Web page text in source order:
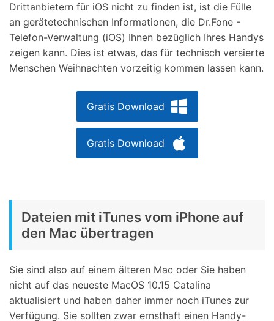
Drittanbietern für iOS nicht zu finden ist, ist die Fülle
an gerätetechnischen Informationen, die Dr.Fone -
Telefon-Verwaltung (iOS) Ihnen bezüglich Ihres Handys
zeigen kann. Dies ist etwas, das für technisch versierte
Menschen Weihnachten vorzeitig kommen lassen kann.
Gratis Download
Gratis Download
Dateien mit iTunes vom iPhone auf
den Mac übertragen
Sie sind also auf einem älteren Mac oder Sie haben
nicht auf das neueste MacOS 10.15 Catalina
aktualisiert und haben daher immer noch iTunes zur
Verfügung. Sie sollten zwar ernsthaft einen Handy-